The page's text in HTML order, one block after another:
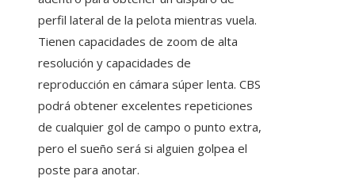
perfil lateral de la pelota mientras vuela.
Tienen capacidades de zoom de alta
resolución y capacidades de
reproducción en cámara súper lenta. CBS
podrá obtener excelentes repeticiones
de cualquier gol de campo o punto extra,
pero el sueño será si alguien golpea el
poste para anotar.